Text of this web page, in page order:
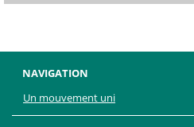
NAVIGATION
Un mouvement uni